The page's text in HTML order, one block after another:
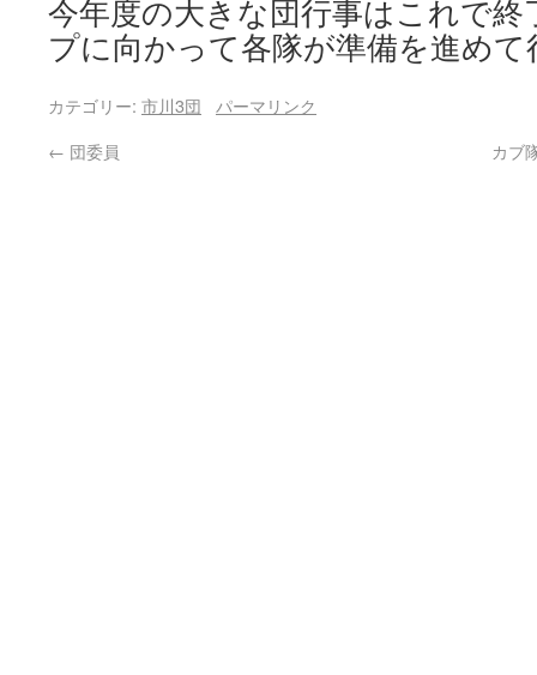
今年度の大きな団行事はこれで
プに向かって各隊が準備を進め
カテゴリー: 市川3団
パーマリンク
← 団委員 カブ